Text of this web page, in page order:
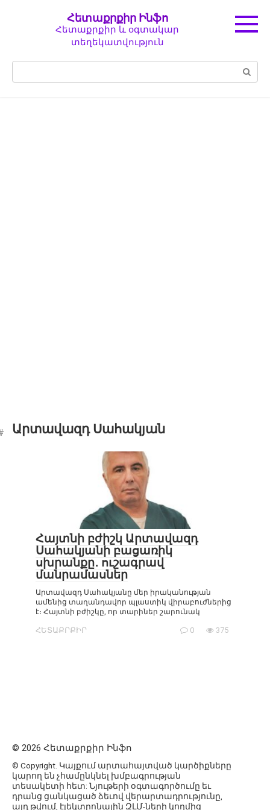
Հետաքրքիր Ինֆո
Հետաքրքիր և օգտակար
տեղեկատվություն
Արտավազդ Սահակյան
Հայտնի բժիշկ Արտավազդ
Սահակյանի բացառիկ
սխրանքը․ ուշագրավ
մանրամասներ
Արտավազդ Սահակյանը մեր իրականության
ամենից տաղանդավոր պլաստիկ վիրաբուժներից
է։ Հայտնի բժիշկը, որ տարիներ շարունակ
ՀԵՏԱՔՐՔԻՐ 0 375
© 2026 Հետաքրքիր Ինֆո
© Copyright. Կայքում արտահայտված կարծիքները
կարող են չհամընկնել խմբագրության
տեսակետի հետ: Նյութերի օգտագործումը եւ
դրանց ցանկացած ձեւով վերարտադրությունը,
այդ թվում, էլեկտրոնային ԶԼՄ-ների կողմից